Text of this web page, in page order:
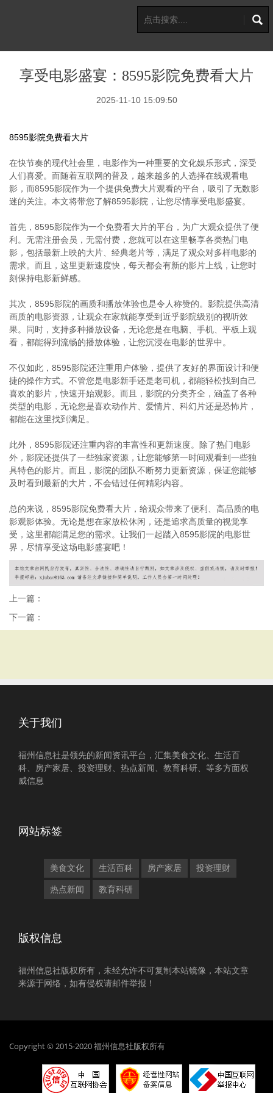
享受电影盛宴：8595影院免费看大片
2025-11-10 15:09:50
8595影院免费看大片
在快节奏的现代社会里，电影作为一种重要的文化娱乐形式，深受
人们喜爱。而随着互联网的普及，越来越多的人选择在线观看电
影，而8595影院作为一个提供免费大片观看的平台，吸引了无数影
迷的关注。本文将带您了解8595影院，让您尽情享受电影盛宴。
首先，8595影院作为一个免费看大片的平台，为广大观众提供了便
利。无需注册会员，无需付费，您就可以在这里畅享各类热门电
影，包括最新上映的大片、经典老片等，满足了观众对多样电影的
需求。而且，这里更新速度快，每天都会有新的影片上线，让您时
刻保持电影新鲜感。
其次，8595影院的画质和播放体验也是令人称赞的。影院提供高清
画质的电影资源，让观众在家就能享受到近乎影院级别的视听效
果。同时，支持多种播放设备，无论您是在电脑、手机、平板上观
看，都能得到流畅的播放体验，让您沉浸在电影的世界中。
不仅如此，8595影院还注重用户体验，提供了友好的界面设计和便
捷的操作方式。不管您是电影新手还是老司机，都能轻松找到自己
喜欢的影片，快速开始观影。而且，影院的分类齐全，涵盖了各种
类型的电影，无论您是喜欢动作片、爱情片、科幻片还是恐怖片，
都能在这里找到满足。
此外，8595影院还注重内容的丰富性和更新速度。除了热门电影
外，影院还提供了一些独家资源，让您能够第一时间观看到一些独
具特色的影片。而且，影院的团队不断努力更新资源，保证您能够
及时看到最新的大片，不会错过任何精彩内容。
总的来说，8595影院免费看大片，给观众带来了便利、高品质的电
影观影体验。无论是想在家放松休闲，还是追求高质量的视觉享
受，这里都能满足您的需求。让我们一起踏入8595影院的电影世
界，尽情享受这场电影盛宴吧！
上一篇：
下一篇：
关于我们
福州信息社是领先的新闻资讯平台，汇集美食文化、生活百
科、房产家居、投资理财、热点新闻、教育科研、等多方面权
威信息
网站标签
美食文化 生活百科 房产家居 投资理财
热点新闻 教育科研
版权信息
福州信息社版权所有，未经允许不可复制本站镜像，本站文章
来源于网络，如有侵权请邮件举报！
Copyright © 2015-2020 福州信息社版权所有